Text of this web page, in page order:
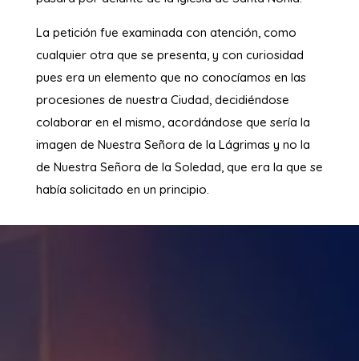
La petición fue examinada con atención, como
cualquier otra que se presenta, y con curiosidad
pues era un elemento que no conocíamos en las
procesiones de nuestra Ciudad, decidiéndose
colaborar en el mismo, acordándose que sería la
imagen de Nuestra Señora de la Lágrimas y no la
de Nuestra Señora de la Soledad, que era la que se
había solicitado en un principio.